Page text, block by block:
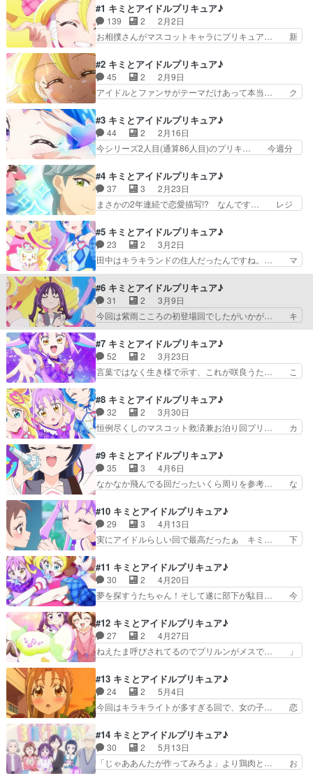
ュアキュンキュンのデビュー回だけ… 3人目のキ
ュアキュンキュンが仲間入り。名… 紫雨こころ
（キュアキュンキュン）お気に入… 推しのグッズ
と共に好きな気持ちを仕舞い込… 今シリーズ3人
目(通算87人目)のプリキ… 初期メン全員揃ったよ
(泣) ということで…
#1 キミとアイドルプリキュア♪
139 2
2月2日
お相撲さんがマスコットキャラにプリキュア… 新
かく可愛くて、めちゃめちゃしっかり「… 劇場版
観に行ってるんだろうな…ってふと思… めちゃく
ちゃええやん！面白くて、強くて、… 今回のぷり
きゅあはアイドルがテーマになっ… 皆様、おはよ
てマックランダーを錬成する… 普通に面白くて可
愛い！！ウタちゃん良いキ… 桃から飛び出した小
型浮遊生物がお前はアイ…
#2 キミとアイドルプリキュア♪
45 2
2月9日
アイドルとファンサがテーマだけあって本当… ク
ドルになったことで浮かれまくってるう… わんぷ
りに続いてサブキャラが印象的な感じ… とはいえ
撮影禁止みたいだからあの動画が幻… 1話の違和
感に比べたらちゃんとプリキュア… の１話を８回
ったシーンを爪先から映して… 私、バズっちゃっ
てる！？女王、ニコ様路線… 」からのグーパンチ
はホント面白いｗプリキ…
#3 キミとアイドルプリキュア♪
44 2
2月16日
今シリーズ2人目(通算86人目)のプリキ… 今週分
のように１人プリキュアに目覚める… 二人目のア
イドルプリキュア登場。どうやら… だけど撮影禁
止だから世間には今もキュアア… あれ、なんか急
に小物感が出てきたぞー（ど… 勇気を出して♪キ
た事も知られてないとか… プリキュアのフォーマ
ットとして、「メンバ… 蒼風なな/キュアウイン
クのピアノに対する…
#4 キミとアイドルプリキュア♪
37 3
2月23日
まさかの2年連続で恋愛描写!? なんです… レジ
は、また会いたくなる人でいたいと思っ… 「特別
なワンダフル」を形成しようとしてい… カイトく
んはNYにいたはずなのに喫茶店で… うたたちが
プリキュアであることを知ってい… このシーンは
を元気づける歌もすごいので… 真摯で優しく勇気
もあって佐久間くんのお声… レジェンドアイド
ル！？アイドル役が、本物…
#5 キミとアイドルプリキュア♪
23 2
3月2日
田中はキラキランドの住人だったんですね。… マ
ネージャーの田中が登場した。キュアアイ… 1番
可愛かったシーンははもりちゃんの「田… なん
か、絵に癖がある。単純に絵が下手とも… アイド
ルって資本主義の象徴だから経済的な… というか
動画1000万回再生凄いなもうこ… タナカーン実
ネージャーがつく時代だが、… タナカーンさん、
プリキュアがピンチのとき… マネージャーの田中
さん登場ですね。おもし…
#6 キミとアイドルプリキュア♪
31 2
3月9日
今回は紫雨こころの初登場回でしたがいかが… キ
ュアアイドルとキュアウインクに憧れてる… 照れ
るなながクソ可愛いんだが。自作アクス… 次回予
告でネタバレしすぎ！と笑わせてもら… キラキラ
を失った人を助けるのがアイドルプ… キュアハッ
ピーぶりに推しプリキュア決まる… 後輩属性なの
してます!?(制作:東映ア… やはりコミカルかつシ
リアスのさじ加減が絶… キュアアイドル＆キュア
ウインク研究会会長…
#7 キミとアイドルプリキュア♪
52 2
3月23日
言葉ではなく生き様で示す、これが咲良うた… こ
インも声もカワイイし、戦闘シーンカッ… こころ
「私…心キュンキュンしてます！！キ… 今回はキ
ュアキュンキュンのデビュー回だけ… 3人目のキ
ュアキュンキュンが仲間入り。名… 紫雨こころ
と共に好きな気持ちを仕舞い込… 今シリーズ3人
目(通算87人目)のプリキ… 初期メン全員揃ったよ
(泣) ということで…
#8 キミとアイドルプリキュア♪
32 2
3月30日
恒例尽くしのマスコット救済兼お泊り回プリ… カ
見たアニメ（4/2）・フルーツバスケ… 明日はア
ニメの感想を2つ更新します！・天… アイドルプ
リキュア大研究！」をバンダイチ… プリルンが可
愛らしい回だった。うたにキス… ほんとにがっつ
したプリルンがお仕置きさ… 新規加入回も終わり
日常みたいな回になって… アイドルプリキュア研
究のためにお泊まり会…
#9 キミとアイドルプリキュア♪
35 3
4月6日
なかなか飛んでる回だったいくら周りを参考… な
一度観たけどやっぱりわけわからんなｗ… 」をバ
ンダイチャンネルさんで視聴。ツイン… ななちゃ
んが不思議な行動に出て、驚いてる… シリーズ第
22作目 20代目プリキュア ななちゃん奇行回
不思議な行動が目立った… ・フレッシュプリキュ
ア！ を昨夜は視聴し… 名古屋の……ファンアー
ト？９話の内容がア…
#10 キミとアイドルプリキュア♪
29 3
4月13日
実にアイドルらしい回で最高だったぁ キミ… 下
ドルプリキュア！」の視聴インスタンス… 緊張で
中々上手く歌えなくて、うたやななち… 握手会の
為に変身とかマジでアイドルじゃん… あんなすん
なりレコーディング終わった時点… 応援するこ
を経て握手会を開くプリキュア… いきなりCDデ
ビューに握手会とか天空すぎ… プリンセッショ
ン・オーケストラ第1,2話…
#11 キミとアイドルプリキュア♪
30 2
4月20日
夢を探すうたちゃん！そして遂に部下が駄目… 今
だけ何か明確な目標や特技がある訳でも… 今回は
シリーズが始まってから初めて合体技… 日本では
将来の夢というと仕事になるんだけ… 私の推しは
こころちゃんことキュンキュンか… キミプリが始
んと思ったら初の3人歌唱と… うたちゃん...、夢
がなくたって夢を守る… ちょっと、待ってくださ
い何ですかこの、何…
#12 キミとアイドルプリキュア♪
27 2
4月27日
ねえたま呼びされてるのでプリルンがメスで… 」
ールラストにまさかのメロロン登場だぁ… メロロ
ン初登場の話だった。プリルンみたい… キミプリ
第１２話のおさらい・タナカーン、… メロロンが
予想以上に可愛いですね～。ここ… プリルンを追
ロン加入。田中面識ないのか… プニルンってメス
だったのかよ……新しい妖… あなたに逢いたく
て。OPにはずっと出てい…
#13 キミとアイドルプリキュア♪
24 2
5月4日
今回はキラキライトが多すぎる回で、女の子… 恋
は球技大会回だった影響か足首のくびれ… 同級生
わかばの恋を応援するために球技大会… まっすぐ
迷いなくプリキュアを応援するプリ… 鼻ちょうち
んって実物見た事ないけど表現と… まぁ中学生な
#14 キミとアイドルプリキュア♪
30 2
5月13日
「じゃああんたが作ってみろよ」より鶏肉と… お